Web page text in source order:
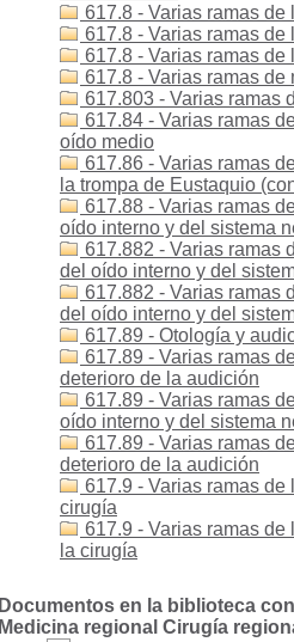
617.8 - Varias ramas
617.8 - Varias ramas
617.8 - Varias ramas
617.8 - Varias ramas
617.803 - Varias ramas
617.84 - Varias ramas
oído medio
617.86 - Varias ramas
la trompa de Eustaquio
617.88 - Varias ramas
oído interno y del sistema
617.882 - Varias ramas
del oído interno y del
617.882 - Varias ramas
del oído interno y del
617.89 - Otología y
617.89 - Varias ramas
deterioro de la audición
617.89 - Varias ramas
oído interno y del sistema
617.89 - Varias ramas
deterioro de la audición
617.9 - Varias ramas
cirugía
617.9 - Varias ramas
la cirugía
Documentos en la biblioteca
Medicina regional Cirugía